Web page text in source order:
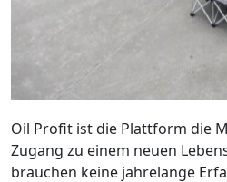
Oil Profit ist die Plattform die
Zugang zu einem neuen
brauchen keine jahrelange